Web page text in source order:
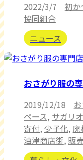
2022/3/7 初か
協同組合
ニュース
おさがり服の
2019/12/18
ペース, サガリオ
寄付, 少子化, 廃
油津商店街, 販